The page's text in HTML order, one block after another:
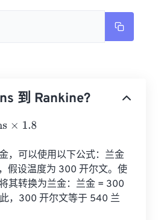
到 Rankine?
，可以使用以下公式：兰金
假设温度为 300 开尔文。使
其转换为兰金：兰金 = 300
，300 开尔文等于 540 兰